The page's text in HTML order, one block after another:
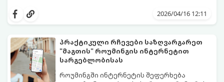
2026/04/16 12:11
პრაქტიკული რჩევები საზღვარგარეთ
"მაგთის" როუმინგის ინტერნეტით
სარგებლობისას
როუმინგში ინტერნეტის შეფერხება